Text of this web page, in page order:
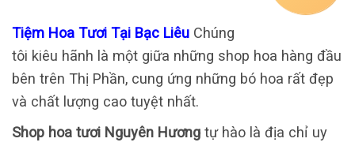
Tiệm Hoa Tươi Tại Bạc Liêu Chúng
tôi kiêu hãnh là một giữa những shop hoa hàng đầu
bên trên Thị Phần, cung ứng những bó hoa rất đẹp
và chất lượng cao tuyệt nhất.
Shop hoa tươi Nguyên Hương tự hào là địa chỉ uy